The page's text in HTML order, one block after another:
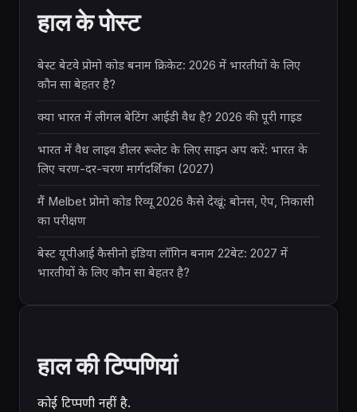
हाल के पोस्ट
बेस्ट बेटवे प्रोमो कोड बनाम क्रिकेट: 2026 में भारतीयों के लिए
कौन सा बेहतर है?
क्या भारत में लीगल बेटिंग आईडी वैध है? 2026 की पूरी गाइड
भारत में वैध लाइव डीलर रूलेट के लिए साइन अप करें: भारत के
लिए चरण-दर-चरण मार्गदर्शिका (2027)
मैं Melbet प्रोमो कोड रिव्यू 2026 कैसे देखूं: बोनस, ऐप, निकासी
का परीक्षण
बेस्ट यूपीआई कैसीनो इंडिया लॉगिन बनाम 22बेट: 2027 में
भारतीयों के लिए कौन सा बेहतर है?
हाल की टिप्पणियां
कोई टिप्पणी नहीं है.